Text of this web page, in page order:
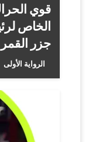
قوي
الخاص
جزر القمر
الرواية الأولى